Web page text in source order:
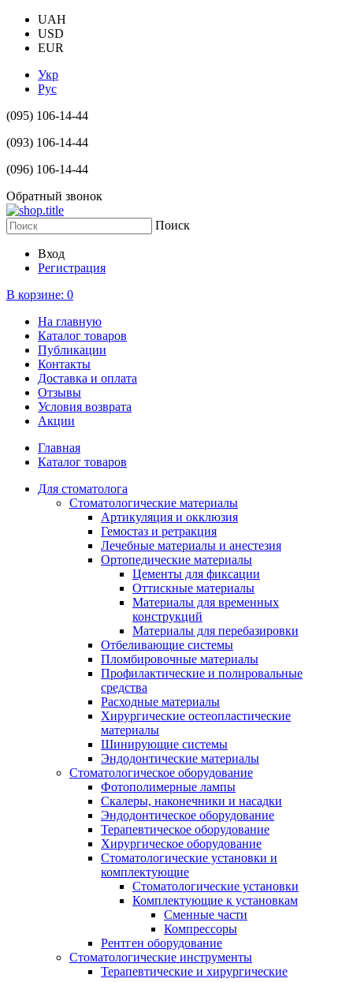
UAH
USD
EUR
Укр
Рус
(095) 106-14-44
(093) 106-14-44
(096) 106-14-44
Обратный звонок
Поиск
Вход
Регистрация
В корзине: 0
На главную
Каталог товаров
Публикации
Контакты
Доставка и оплата
Отзывы
Условия возврата
Акции
Главная
Каталог товаров
Для стоматолога
Стоматологические материалы
Артикуляция и окклюзия
Гемостаз и ретракция
Лечебные материалы и анестезия
Ортопедические материалы
Цементы для фиксации
Оттискные материалы
Материалы для временных
конструкций
Материалы для перебазировки
Отбеливающие системы
Пломбировочные материалы
Профилактические и полировальные
средства
Расходные материалы
Хирургические остеопластические
материалы
Шинирующие системы
Эндодонтические материалы
Стоматологическое оборудование
Фотополимерные лампы
Скалеры, наконечники и насадки
Эндодонтическое оборудование
Терапевтическое оборудование
Хирургическое оборудование
Стоматологические установки и
комплектующие
Стоматологические установки
Комплектующие к установкам
Сменные части
Компрессоры
Рентген оборудование
Стоматологические инструменты
Терапевтические и хирургические